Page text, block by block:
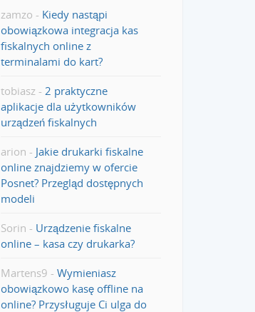
zamzo - Kiedy nastąpi
obowiązkowa integracja kas
fiskalnych online z
terminalami do kart?
tobiasz - 2 praktyczne
aplikacje dla użytkowników
urządzeń fiskalnych
arion - Jakie drukarki fiskalne
online znajdziemy w ofercie
Posnet? Przegląd dostępnych
modeli
Sorin - Urządzenie fiskalne
online – kasa czy drukarka?
Martens9 - Wymieniasz
obowiązkowo kasę offline na
online? Przysługuje Ci ulga do